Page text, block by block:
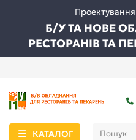
Б/У ТА НОВЕ
РЕСТОРАНІВ ТА
КАТАЛОГ